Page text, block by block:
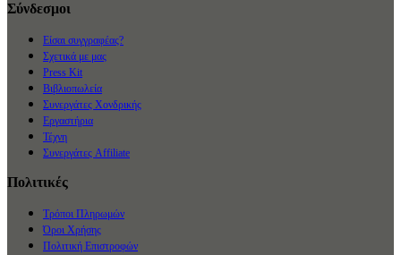
Σύνδεσμοι
Είσαι συγγραφέας?
Σχετικά με μας
Press Kit
Βιβλιοπωλεία
Συνεργάτες Χονδρικής
Εργαστήρια
Τέχνη
Συνεργάτες Affiliate
Πολιτικές
Τρόποι Πληρωμών
Όροι Χρήσης
Πολιτική Επιστροφών